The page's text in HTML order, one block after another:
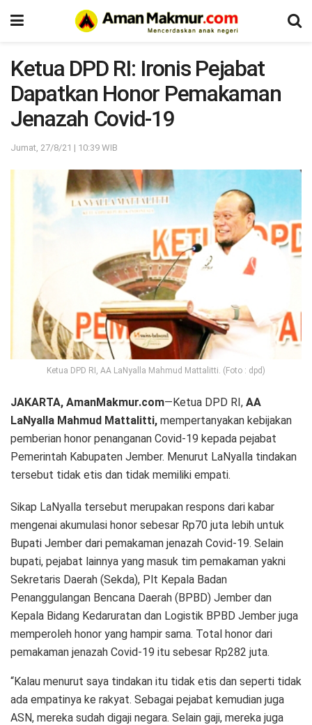
Ketua DPD RI: Ironis Pejabat
Dapatkan Honor Pemakaman
Jenazah Covid-19
Jumat, 27/8/21 | 10:39 WIB
Ketua DPD RI, AA LaNyalla Mahmud Mattalitti. (Foto : dpd)
JAKARTA, AmanMakmur.com—Ketua DPD RI, AA
LaNyalla Mahmud Mattalitti, mempertanyakan kebijakan
pemberian honor penanganan Covid-19 kepada pejabat
Pemerintah Kabupaten Jember. Menurut LaNyalla tindakan
tersebut tidak etis dan tidak memiliki empati.
Sikap LaNyalla tersebut merupakan respons dari kabar
mengenai akumulasi honor sebesar Rp70 juta lebih untuk
Bupati Jember dari pemakaman jenazah Covid-19. Selain
bupati, pejabat lainnya yang masuk tim pemakaman yakni
Sekretaris Daerah (Sekda), Plt Kepala Badan
Penanggulangan Bencana Daerah (BPBD) Jember dan
Kepala Bidang Kedaruratan dan Logistik BPBD Jember juga
memperoleh honor yang hampir sama. Total honor dari
pemakaman jenazah Covid-19 itu sebesar Rp282 juta.
“Kalau menurut saya tindakan itu tidak etis dan seperti tidak
ada empatinya ke rakyat. Sebagai pejabat kemudian juga
ASN, mereka sudah digaji negara. Selain gaji, mereka juga